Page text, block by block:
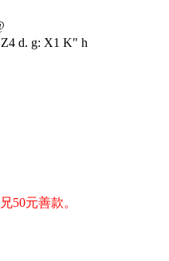
d. g: X1 K" h
50元善款。